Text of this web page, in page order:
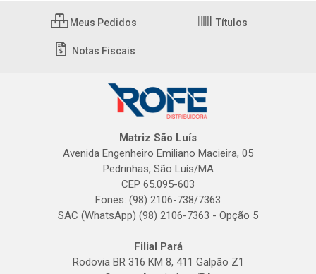
Meus Pedidos Títulos
Notas Fiscais
Matriz São Luís
Avenida Engenheiro Emiliano Macieira, 05
Pedrinhas, São Luís/MA
CEP 65.095-603
Fones: (98) 2106-738/7363
SAC (WhatsApp) (98) 2106-7363 - Opção 5
Filial Pará
Rodovia BR 316 KM 8, 411 Galpão Z1